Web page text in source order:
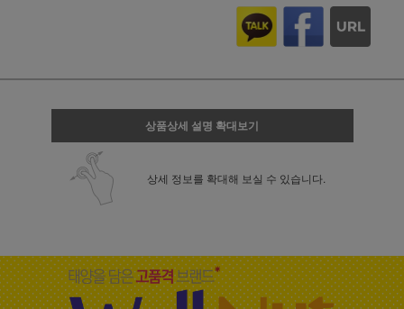
상품상세 설명 확대보기
상세 정보를 확대해 보실 수 있습니다.